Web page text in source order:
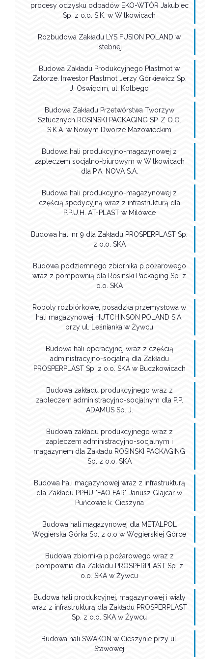
procesy odzysku odpadów EKO-WTÓR Jakubiec
Sp. z o.o. S.K. w Wilkowicach
Rozbudowa Zakładu LYS FUSION POLAND w
Istebnej
Budowa Zakładu Produkcyjnego Plastmot w
Zatorze. Inwestor Plastmot Jerzy Górkiewicz Sp.
J. Oświęcim, ul. Kolbego
Budowa Zakładu Przetwórstwa Tworzyw
Sztucznych ROSINSKI PACKAGING SP. Z O.O.
S.K.A. w Nowym Dworze Mazowieckim
Budowa hali produkcyjno-magazynowej z
zapleczem socjalno-biurowym w Wilkowicach
dla P.A. NOVA S.A.
Budowa hali produkcyjno-magazynowej z
częścią spedycyjną wraz z infrastrukturą dla
P.P.U.H. AT-PLAST w Milówce
Budowa hali nr 9 dla Zakładu PROSPERPLAST Sp.
z o.o. SKA
Budowa podziemnego zbiornika p.pożarowego
wraz z pompownią dla Rosinski Packaging Sp. z
o.o. SKA
Roboty rozbiórkowe, posadzka przemysłowa w
hali magazynowej HUTCHINSON POLAND S.A.
przy ul. Leśnianka w Żywcu
Budowa hali operacyjnej wraz z częścią
administracyjno-socjalną dla Zakładu
PROSPERPLAST Sp. z o.o. SKA w Buczkowicach
Budowa zakładu produkcyjnego wraz z
zapleczem administracyjno-socjalnym dla P.P.
ADAMUS Sp. J.
Budowa zakładu produkcyjnego wraz z
zapleczem administracyjno-socjalnym i
magazynem dla Zakładu ROSINSKI PACKAGING
Sp. z o.o. SKA
Budowa hali magazynowej wraz z infrastrukturą
dla Zakładu PPHU "FAO FAR" Janusz Glajcar w
Puńcowie k. Cieszyna
Budowa hali magazynowej dla METALPOL
Węgierska Górka Sp. z o.o w Węgierskiej Górce
Budowa zbiornika p.pożarowego wraz z
pompownia dla Zakładu PROSPERPLAST Sp. z
o.o. SKA w Żywcu
Budowa hali produkcyjnej, magazynowej i wiaty
wraz z infrastrukturą dla Zakładu PROSPERPLAST
Sp. z o.o. SKA w Żywcu
Budowa hali SWAKON w Cieszynie przy ul.
Stawowej